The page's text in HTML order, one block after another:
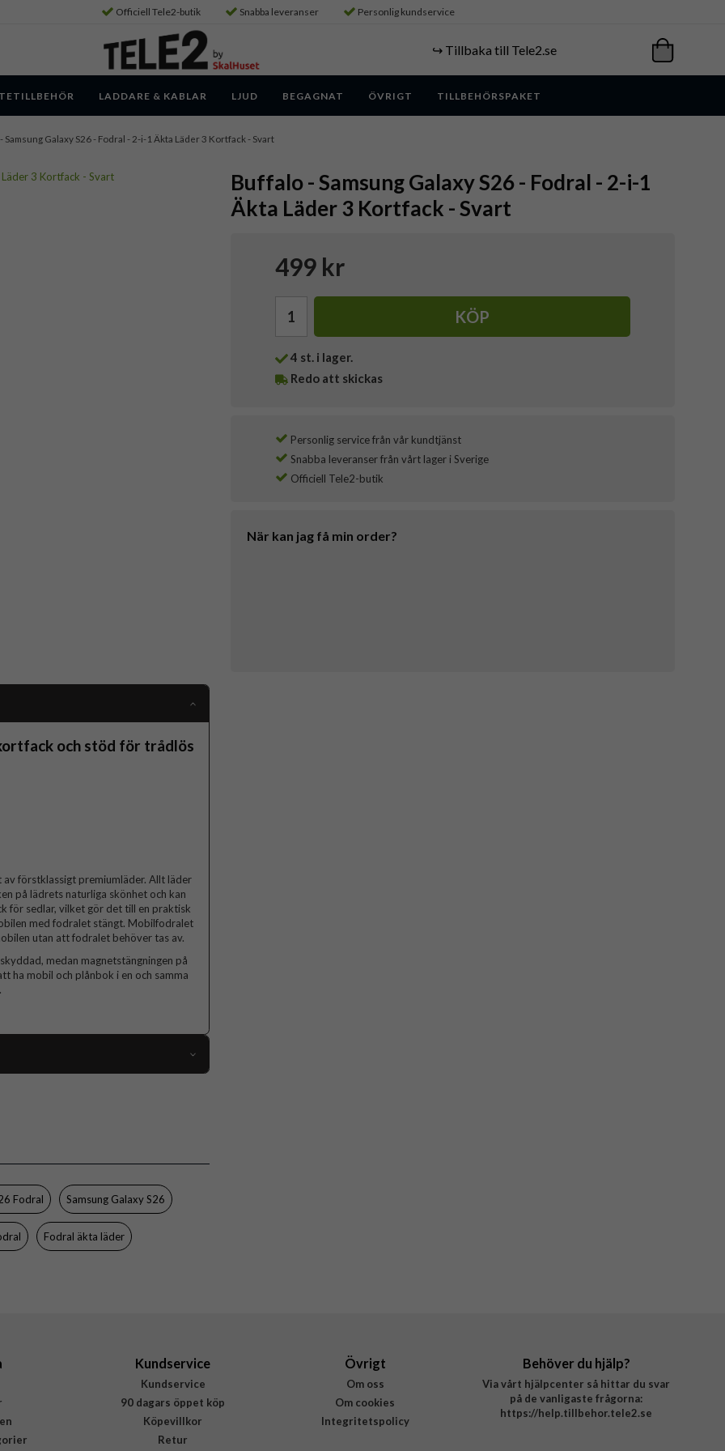
Officiell Tele2-butik Snabba leveranser Personlig kundservice
↪️ Tillbaka till Tele2.se
LADDARE & KABLAR LJUD BEGAGNAT ÖVRIGT TILLBEHÖRSPAKET
- Samsung Galaxy S26 - Fodral - 2-i-1 Äkta Läder 3 Kortfack - Svart
Buffalo - Samsung Galaxy S26 - Fodral - 2-i-1
Äkta Läder 3 Kortfack - Svart
499 kr
KÖP
4 st. i lager.
Redo att skickas
Personlig service från vår kundtjänst
Snabba leveranser från vårt lager i Sverige
Officiell Tele2-butik
När kan jag få min order?
och stöd för trådlös
förstklassigt premiumläder. Allt läder
på lädrets naturliga skönhet och kan
för sedlar, vilket gör det till en praktisk
med fodralet stängt. Mobilfodralet
utan att fodralet behöver tas av.
medan magnetstängningen på
ha mobil och plånbok i en och samma
Kortfack, Löstagbart skal
Svart
Mjukplast (TPU), Äkta läder
Fodral Samsung Galaxy S26
Fodral äkta läder
Kundservice
Kundservice
90 dagars öppet köp
Köpevillkor
Retur
Övrigt
Om oss
Om cookies
Integritetspolicy
Behöver du hjälp?
Via vårt hjälpcenter så hittar du svar
på de vanligaste frågorna:
https://help.tillbehor.tele2.se